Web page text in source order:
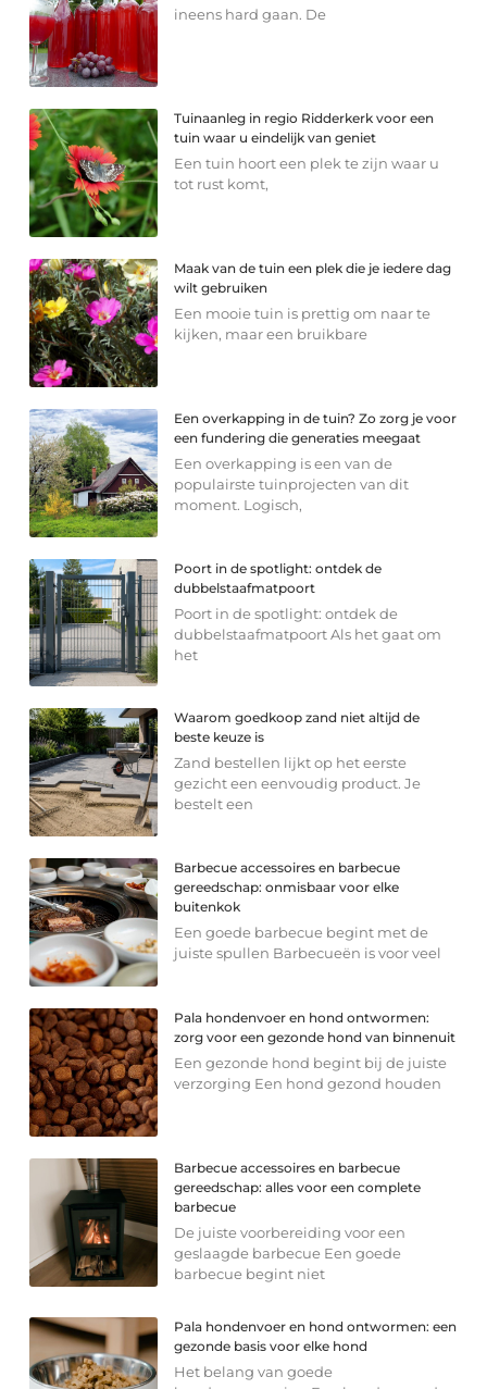
ineens hard gaan. De
Tuinaanleg in regio Ridderkerk voor een
tuin waar u eindelijk van geniet
Een tuin hoort een plek te zijn waar u
tot rust komt,
Maak van de tuin een plek die je iedere dag
wilt gebruiken
Een mooie tuin is prettig om naar te
kijken, maar een bruikbare
Een overkapping in de tuin? Zo zorg je voor
een fundering die generaties meegaat
Een overkapping is een van de
populairste tuinprojecten van dit
moment. Logisch,
Poort in de spotlight: ontdek de
dubbelstaafmatpoort
Poort in de spotlight: ontdek de
dubbelstaafmatpoort Als het gaat om
het
Waarom goedkoop zand niet altijd de
beste keuze is
Zand bestellen lijkt op het eerste
gezicht een eenvoudig product. Je
bestelt een
Barbecue accessoires en barbecue
gereedschap: onmisbaar voor elke
buitenkok
Een goede barbecue begint met de
juiste spullen Barbecueën is voor veel
Pala hondenvoer en hond ontwormen:
zorg voor een gezonde hond van binnenuit
Een gezonde hond begint bij de juiste
verzorging Een hond gezond houden
Barbecue accessoires en barbecue
gereedschap: alles voor een complete
barbecue
De juiste voorbereiding voor een
geslaagde barbecue Een goede
barbecue begint niet
Pala hondenvoer en hond ontwormen: een
gezonde basis voor elke hond
Het belang van goede